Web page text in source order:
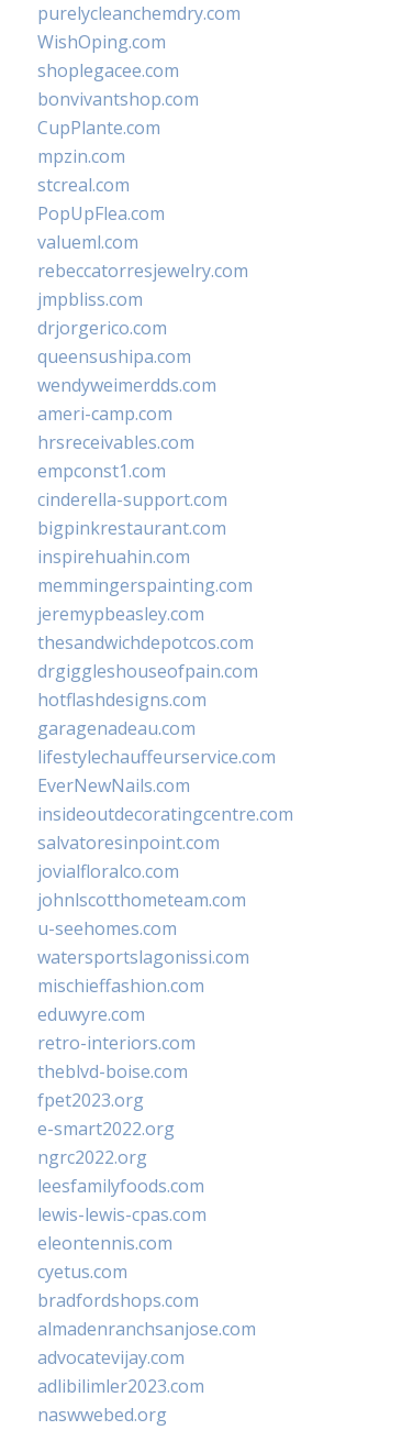
purelycleanchemdry.com
WishOping.com
shoplegacee.com
bonvivantshop.com
CupPlante.com
mpzin.com
stcreal.com
PopUpFlea.com
valueml.com
rebeccatorresjewelry.com
jmpbliss.com
drjorgerico.com
queensushipa.com
wendyweimerdds.com
ameri-camp.com
hrsreceivables.com
empconst1.com
cinderella-support.com
bigpinkrestaurant.com
inspirehuahin.com
memmingerspainting.com
jeremypbeasley.com
thesandwichdepotcos.com
drgiggleshouseofpain.com
hotflashdesigns.com
garagenadeau.com
lifestylechauffeurservice.com
EverNewNails.com
insideoutdecoratingcentre.com
salvatoresinpoint.com
jovialfloralco.com
johnlscotthometeam.com
u-seehomes.com
watersportslagonissi.com
mischieffashion.com
eduwyre.com
retro-interiors.com
theblvd-boise.com
fpet2023.org
e-smart2022.org
ngrc2022.org
leesfamilyfoods.com
lewis-lewis-cpas.com
eleontennis.com
cyetus.com
bradfordshops.com
almadenranchsanjose.com
advocatevijay.com
adlibilimler2023.com
naswwebed.org